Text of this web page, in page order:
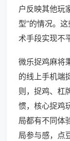
户反映其他玩
型”的情况。
术手段实现不
微乐捉鸡麻将
的线上手机端
则，捉鸡、杠
惯，核心捉鸡
局都有不同体
局参与感，点